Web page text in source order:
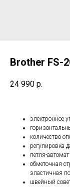
Brother FS-
24 990 р.
электронное
количество
регулировка
петля-автомат
обметочная
эластичная
швейный